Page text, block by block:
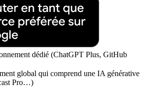
dédié (ChatGPT Plus, GitHub
global qui comprend une IA générative
Pro…)